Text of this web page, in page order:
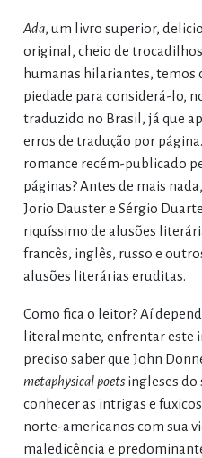
Ada, um livro superior,
original, cheio de
humanas hilariantes, temos
piedade para considerá-lo,
traduzido no Brasil, já que
erros de tradução por
romance recém-publicado
páginas? Antes de mais
Jorio Dauster e Sérgio
riquíssimo de alusões
francês, inglês, russo e
alusões literárias eruditas.
Como fica o leitor? Aí
literalmente, enfrentar este
preciso saber que John
metaphysical poetsingleses do
conhecer as intrigas e
norte-americanos com sua
maledicência e